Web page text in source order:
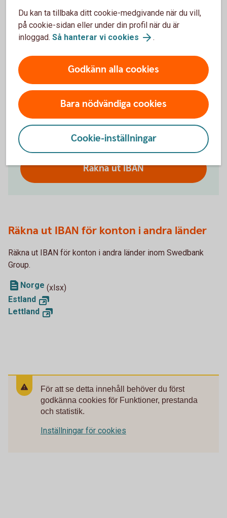
Räkna ut ditt IBAN-nummer
Räkna ut ditt IBAN-nummer med IBAN-
räknaren. Den fungerar endast för konton i
Swedbank och Sparbankerna. Ange alltid
IBAN tillsammans med bankens BIC som är
SWEDSESS (för Swedbank och
Kontonummer
Räkna ut IBAN
Räkna ut IBAN för konton i andra länder
Räkna ut IBAN för konton i andra länder inom Swedbank
Group.
Norge (xlsx)
Estland
Lettland
För att se detta innehåll behöver du först
godkänna cookies för Funktioner, prestanda
och statistik.
Inställningar för cookies
Du kan ta tillbaka ditt cookie-medgivande när du vill,
på cookie-sidan eller under din profil när du är
inloggad. Så hanterar vi cookies .
Godkänn alla cookies
Bara nödvändiga cookies
Cookie-inställningar